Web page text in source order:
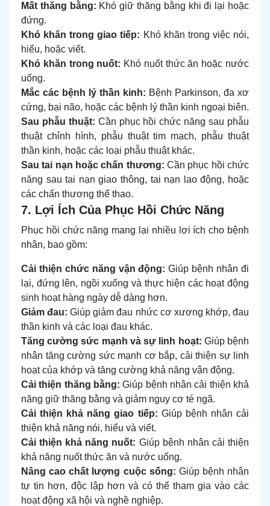
Mất thăng bằng: Khó giữ thăng bằng khi đi lại hoặc
đứng.
Khó khăn trong giao tiếp: Khó khăn trong việc nói,
hiểu, hoặc viết.
Khó khăn trong nuốt: Khó nuốt thức ăn hoặc nước
uống.
Mắc các bệnh lý thần kinh: Bệnh Parkinson, đa xơ
cứng, bại não, hoặc các bệnh lý thần kinh ngoại biên.
Sau phẫu thuật: Cần phục hồi chức năng sau phẫu
thuật chỉnh hình, phẫu thuật tim mạch, phẫu thuật
thần kinh, hoặc các loại phẫu thuật khác.
Sau tai nạn hoặc chấn thương: Cần phục hồi chức
năng sau tai nạn giao thông, tai nạn lao động, hoặc
các chấn thương thể thao.
7. Lợi Ích Của Phục Hồi Chức Năng
Phục hồi chức năng mang lại nhiều lợi ích cho bệnh
nhân, bao gồm:
Cải thiện chức năng vận động: Giúp bệnh nhân đi
lại, đứng lên, ngồi xuống và thực hiện các hoạt động
sinh hoạt hàng ngày dễ dàng hơn.
Giảm đau: Giúp giảm đau nhức cơ xương khớp, đau
thần kinh và các loại đau khác.
Tăng cường sức mạnh và sự linh hoạt: Giúp bệnh
nhân tăng cường sức mạnh cơ bắp, cải thiện sự linh
hoạt của khớp và tăng cường khả năng vận động.
Cải thiện thăng bằng: Giúp bệnh nhân cải thiện khả
năng giữ thăng bằng và giảm nguy cơ té ngã.
Cải thiện khả năng giao tiếp: Giúp bệnh nhân cải
thiện khả năng nói, hiểu và viết.
Cải thiện khả năng nuốt: Giúp bệnh nhân cải thiện
khả năng nuốt thức ăn và nước uống.
Nâng cao chất lượng cuộc sống: Giúp bệnh nhân
tự tin hơn, độc lập hơn và có thể tham gia vào các
hoạt động xã hội và nghề nghiệp.